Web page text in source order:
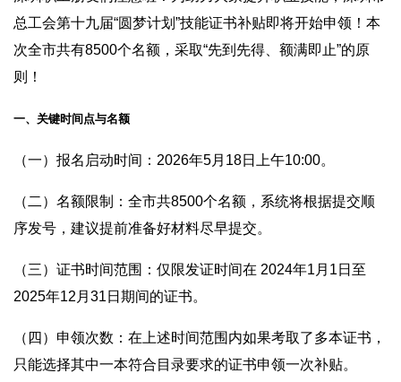
总工会第十九届“圆梦计划”技能证书补贴即将开始申领！本
次全市共有8500个名额，采取“先到先得、额满即止”的原
则！
一、关键时间点与名额
（一）报名启动时间：2026年5月18日上午10:00。
（二）名额限制：全市共8500个名额，系统将根据提交顺
序发号，建议提前准备好材料尽早提交。
（三）证书时间范围：仅限发证时间在 2024年1月1日至
2025年12月31日期间的证书。
（四）申领次数：在上述时间范围内如果考取了多本证书，
只能选择其中一本符合目录要求的证书申领一次补贴。